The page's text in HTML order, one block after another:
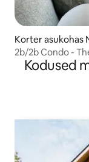
Korter asukohas
2b/2b Condo -
Kodused